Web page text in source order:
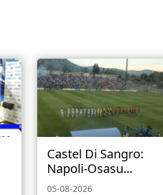
Castel Di Sangro:
Napoli-Osasu...
05-08-2026